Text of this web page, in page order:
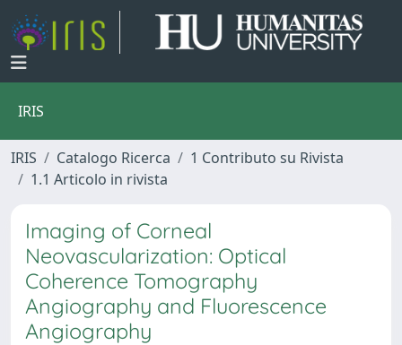
IRIS
IRIS Catalogo Ricerca
1 Contributo su Rivista
1.1 Articolo in rivista
Imaging of Corneal
Neovascularization: Optical
Coherence Tomography
Angiography and Fluorescence
Angiography